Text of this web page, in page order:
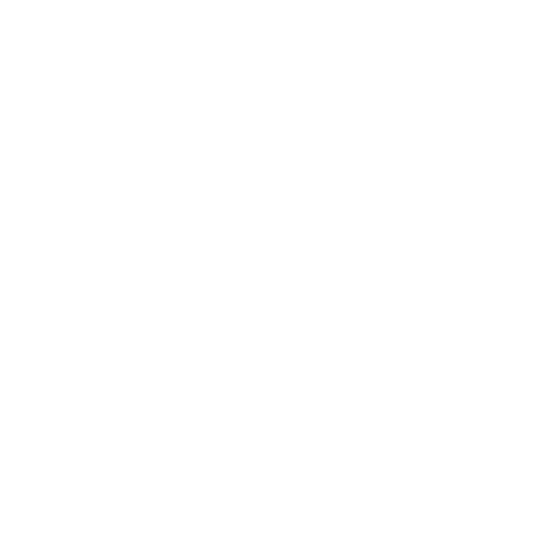
wir erneut einen
sehr schön und
der gut getarnt
wussten, wo wir zuerst
ein voller Erfolg,
Somit haben wir heute
Mal und sonnige
Absprache entschieden